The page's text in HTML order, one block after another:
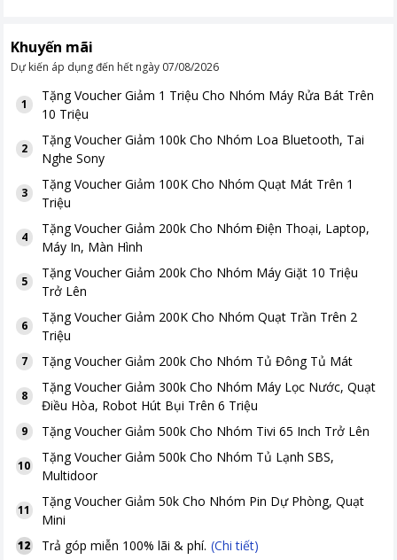
Khuyến mãi
Dự kiến áp dụng đến hết ngày 07/08/2026
1
TặngVoucher Giảm 1 Triệu Cho Nhóm Máy Rửa Bát Trên
10 Triệu
2
TặngVoucher Giảm 100k Cho Nhóm Loa Bluetooth, Tai
Nghe Sony
3
TặngVoucher Giảm 100K Cho Nhóm Quạt Mát Trên 1
Triệu
4
TặngVoucher Giảm 200k Cho Nhóm Điện Thoại, Laptop,
Máy In, Màn Hình
5
TặngVoucher Giảm 200k Cho Nhóm Máy Giặt 10 Triệu
Trở Lên
6
TặngVoucher Giảm 200K Cho Nhóm Quạt Trần Trên 2
Triệu
7 TặngVoucher Giảm 200k Cho Nhóm Tủ Đông Tủ Mát
8
TặngVoucher Giảm 300k Cho Nhóm Máy Lọc Nước, Quạt
Điều Hòa, Robot Hút Bụi Trên 6 Triệu
9 TặngVoucher Giảm 500k Cho Nhóm Tivi 65 Inch Trở Lên
10
TặngVoucher Giảm 500k Cho Nhóm Tủ Lạnh SBS,
Multidoor
11
TặngVoucher Giảm 50k Cho Nhóm Pin Dự Phòng, Quạt
Mini
12 Trả góp miễn 100% lãi & phí. (Chi tiết)